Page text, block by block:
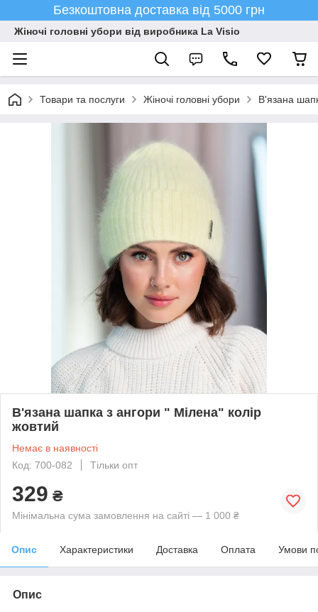
Безкоштовна доставка від 5000 грн
Жіночі головні убори від виробника La Visio
Товари та послуги Жіночі головні убори В'язана
В'язана шапка з ангори " Мілена" колір
жовтий
Немає в наявності
Код: 700-082
Тільки опт
329 ₴
Мінімальна сума замовлення на сайті — 1 000 ₴
Опис Характеристики Доставка Оплата Умови
Опис